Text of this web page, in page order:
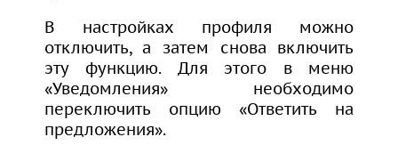
В настройках профиля можно
отключить, а затем снова включить
эту функцию. Для этого в меню
«Уведомления» необходимо
переключить опцию «Ответить на
предложения».